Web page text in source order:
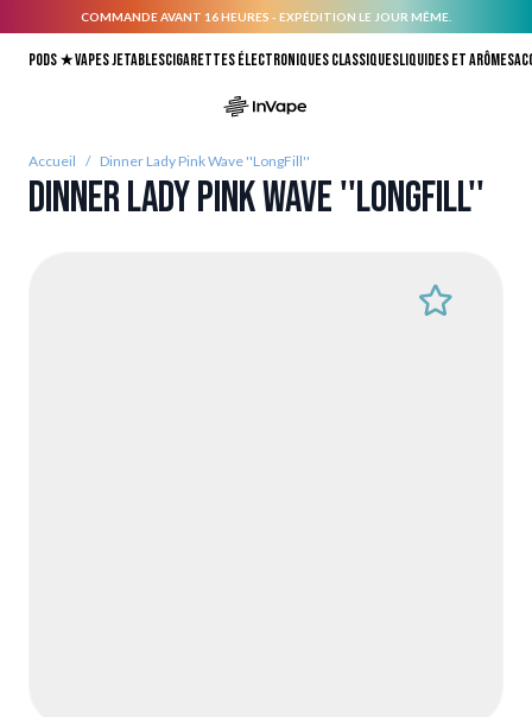
COMMANDE AVANT 16 HEURES - EXPÉDITION LE JOUR MÊME.
Pods ★Vapes jetablesCigarettes électroniques classiquesLiquides et arômes
Accueil / Dinner Lady Pink Wave ''LongFill''
Dinner Lady Pink Wave ''LongFill''